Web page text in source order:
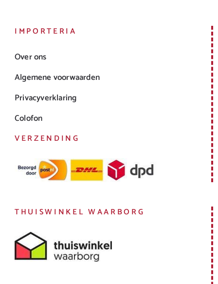
IMPORTERIA
Over ons
Algemene voorwaarden
Privacyverklaring
Colofon
VERZENDING
THUISWINKEL WAARBORG